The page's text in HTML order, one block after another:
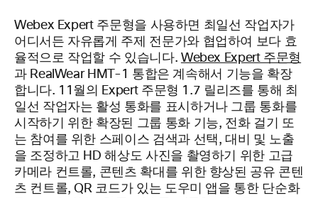
Webex Expert 주문형을 사용하면 최일선 작업자가
어디서든 자유롭게 주제 전문가와 협업하여 보다 효
율적으로 작업할 수 있습니다. Webex Expert 주문형
과 RealWear HMT-1 통합은 계속해서 기능을 확장
합니다. 11월의 Expert 주문형 1.7 릴리즈를 통해 최
일선 작업자는 활성 통화를 표시하거나 그룹 통화를
시작하기 위한 확장된 그룹 통화 기능, 전화 걸기 또
는 참여를 위한 스페이스 검색과 선택, 대비 및 노출
을 조정하고 HD 해상도 사진을 촬영하기 위한 고급
카메라 컨트롤, 콘텐츠 확대를 위한 향상된 공유 콘텐
츠 컨트롤, QR 코드가 있는 도우미 앱을 통한 단순화